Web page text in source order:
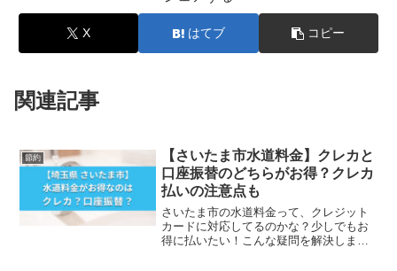
X はてブ コピー
関連記事
節約
【さいたま市水道料金】クレカと
口座振替のどちらがお得？クレカ
払いの注意点も
さいたま市の水道料金って、クレジット
カードに対応してるのかな？少しでもお
得に払いたい！こんな疑問を解決しま